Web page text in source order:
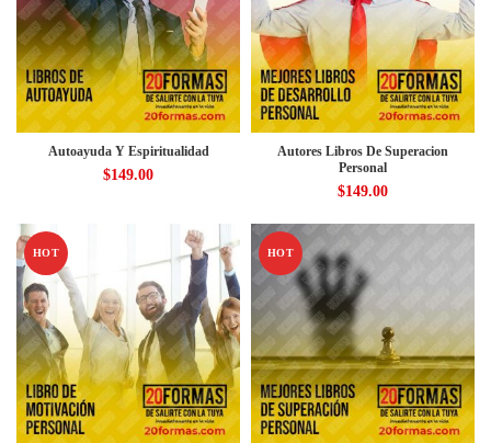
Autoayuda Y Espiritualidad
$149.00
Autores Libros De Superacion
Personal
$149.00
HOT HOT